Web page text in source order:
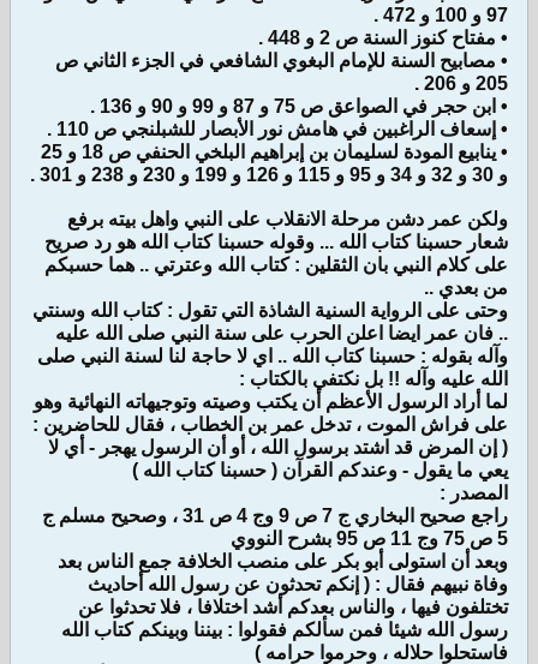
97 و 100 و 472 .
• مفتاح كنوز السنة ص 2 و 448 .
• مصابيح السنة للإمام البغوي الشافعي في الجزء الثاني ص
205 و 206 .
• ابن حجر في الصواعق ص 75 و 87 و 99 و 90 و 136 .
• إسعاف الراغبين في هامش نور الأبصار للشبلنجي ص 110 .
• ينابيع المودة لسليمان بن إبراهيم البلخي الحنفي ص 18 و 25
و 30 و 32 و 34 و 95 و 115 و 126 و 199 و 230 و 238 و 301 .
ولكن عمر دشن مرحلة الانقلاب على النبي واهل بيته برفع
شعار حسبنا كتاب الله ... وقوله حسبنا كتاب الله هو رد صريح
على كلام النبي بان الثقلين : كتاب الله وعترتي .. هما حسبكم
من بعدي ..
وحتى على الرواية السنية الشاذة التي تقول : كتاب الله وسنتي
.. فان عمر ايضا اعلن الحرب على سنة النبي صلى الله عليه
وآله بقوله : حسبنا كتاب الله .. اي لا حاجة لنا لسنة النبي صلى
الله عليه وآله !! بل نكتفي بالكتاب :
لما أراد الرسول الأعظم أن يكتب وصيته وتوجيهاته النهائية وهو
على فراش الموت ، تدخل عمر بن الخطاب ، فقال للحاضرين :
( إن المرض قد اشتد برسول الله ، أو أن الرسول يهجر - أي لا
يعي ما يقول - وعندكم القرآن ( حسبنا كتاب الله )
المصدر :
راجع صحيح البخاري ج 7 ص 9 وج 4 ص 31 ، وصحيح مسلم ج
5 ص 75 وج 11 ص 95 بشرح النووي
وبعد أن استولى أبو بكر على منصب الخلافة جمع الناس بعد
وفاة نبيهم فقال : ( إنكم تحدثون عن رسول الله أحاديث
تختلفون فيها ، والناس بعدكم أشد اختلافا ، فلا تحدثوا عن
رسول الله شيئا فمن سألكم فقولوا : بيننا وبينكم كتاب الله
فاستحلوا حلاله ، وحرموا حرامه )